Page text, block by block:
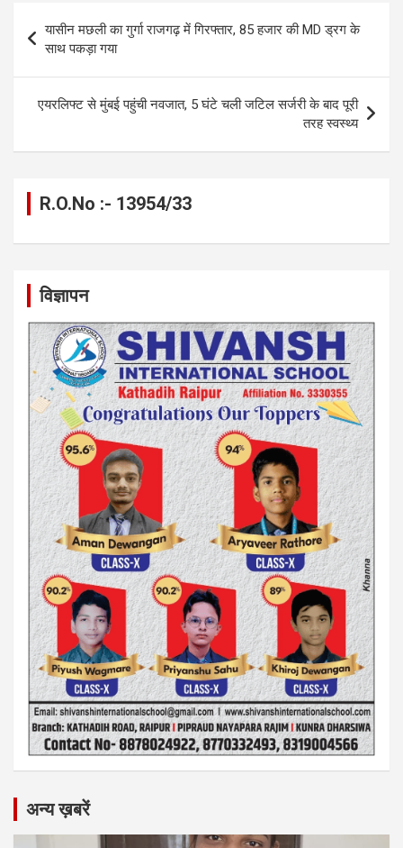
o
o
k
g
er
A
p
p
a
n
navigation
यासीन मछली का गुर्गा राजगढ़ में गिरफ्तार, 85 हजार की MD ड्रग के
साथ पकड़ा गया
एयरलिफ्ट से मुंबई पहुंची नवजात, 5 घंटे चली जटिल सर्जरी के बाद पूरी
तरह स्वस्थ्य
R.O.No :- 13954/33
विज्ञापन
अन्य ख़बरें